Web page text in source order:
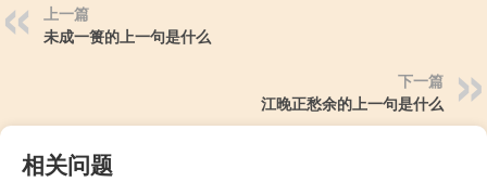
上一篇
未成一篑的上一句是什么
下一篇
江晚正愁余的上一句是什么
相关问题